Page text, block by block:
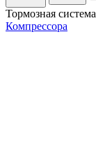
Тормозная система
Компрессора